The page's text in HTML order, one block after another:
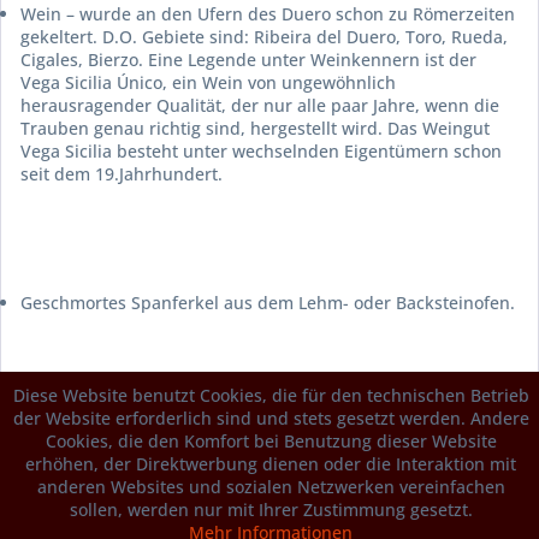
Wein – wurde an den Ufern des Duero schon zu Römerzeiten
gekeltert. D.O. Gebiete sind: Ribeira del Duero, Toro, Rueda,
Cigales, Bierzo. Eine Legende unter Weinkennern ist der
Vega Sicilia Único, ein Wein von ungewöhnlich
herausragender Qualität, der nur alle paar Jahre, wenn die
Trauben genau richtig sind, hergestellt wird. Das Weingut
Vega Sicilia besteht unter wechselnden Eigentümern schon
seit dem 19.Jahrhundert.
Geschmortes Spanferkel aus dem Lehm- oder Backsteinofen.
Hülsenfrüchte: In keiner anderen Gegend Spaniens werden
so viele Hülsenfrüchte angebaut: Je nach Farbe erhalten die
Bohnen Namen wiealubias blancas, pintas, rojasoder
negras, garbanzos castellanosoderpedrosillanos
(Kichererbsen aus Kastilien oder Pedrosillo), verschiedene
Diese Website benutzt Cookies, die für den technischen Betrieb
der Website erforderlich sind und stets gesetzt werden. Andere
Cookies, die den Komfort bei Benutzung dieser Website
erhöhen, der Direktwerbung dienen oder die Interaktion mit
anderen Websites und sozialen Netzwerken vereinfachen
sollen, werden nur mit Ihrer Zustimmung gesetzt.
Mehr Informationen